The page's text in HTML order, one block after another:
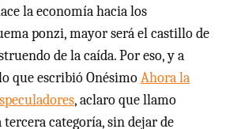
la economía hacia los
ponzi, mayor será el castillo de
de la caída. Por eso, y a
que escribió OnésimoAhora la
, aclaro que llamo
tercera categoría, sin dejar de